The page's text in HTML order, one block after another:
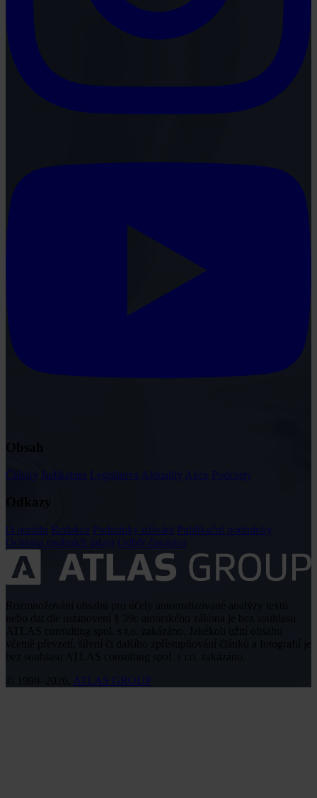
Články Judikatura Legislativa Aktuality Akce Podcasty
O portálu Redakce Podmínky užívání Publikační podmínky
Ochrana osobních údajů Odběr časopisu
včetně převzetí, šíření či dalšího zpřístupňování článků a fotografií je
ATLAS GROUP